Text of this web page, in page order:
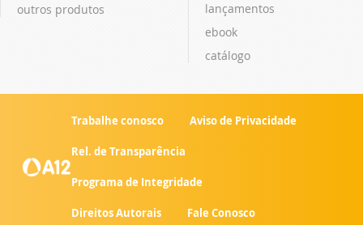
outros produtos
lançamentos
ebook
catálogo
Trabalhe conosco Aviso de Privacidade
Rel. de Transparência
Programa de Integridade
Direitos Autorais Fale Conosco